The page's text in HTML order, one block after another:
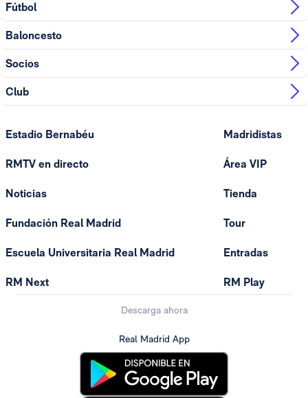
Fútbol
Baloncesto
Socios
Club
Estadio Bernabéu
RMTV en directo
Noticias
Fundación Real Madrid
Escuela Universitaria Real Madrid
RM Next
Madridistas
Área VIP
Tienda
Tour
Entradas
RM Play
Descarga ahora
Real Madrid App